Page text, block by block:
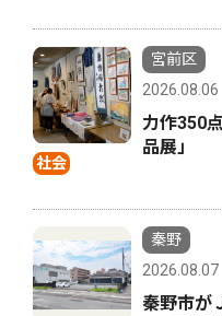
社会
宮前区
2026.08.06
力作350
品展」
秦野
2026.08.07
秦野市が